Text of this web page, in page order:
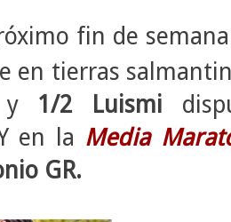
fin de
en tierras
y 1/2 Luismi
en la Media
GR.